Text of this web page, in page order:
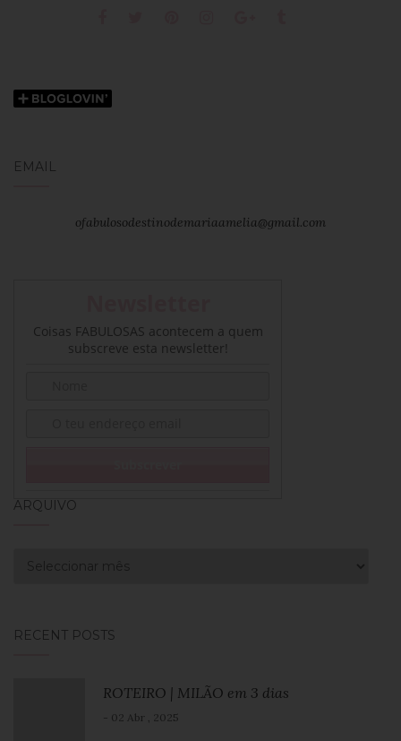
EMAIL
ofabulosodestinodemariaamelia@gmail.com
Coisas FABULOSAS acontecem a quem
subscreve esta newsletter!
ARQUIVO
RECENT POSTS
ROTEIRO | MILÃO em 3 dias
- 02 Abr , 2025